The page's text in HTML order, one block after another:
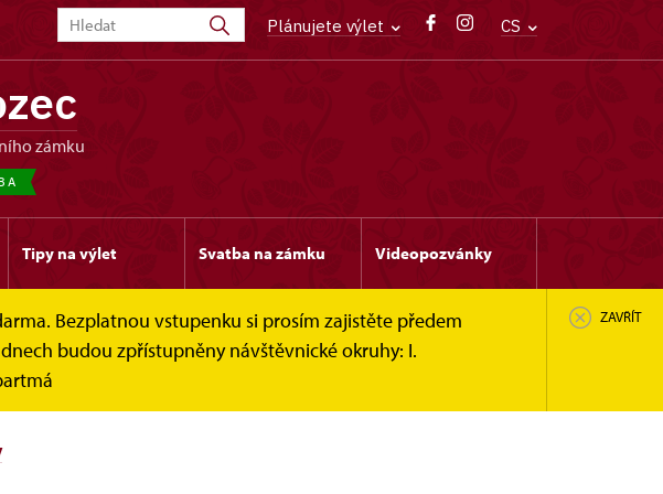
Plánujete výlet CS
zámku
Tipy na výlet Svatba na zámku Videopozvánky
Bezplatnou vstupenku si prosím zajistěte předem
budou zpřístupněny návštěvnické okruhy: I.
ZAVŘÍT